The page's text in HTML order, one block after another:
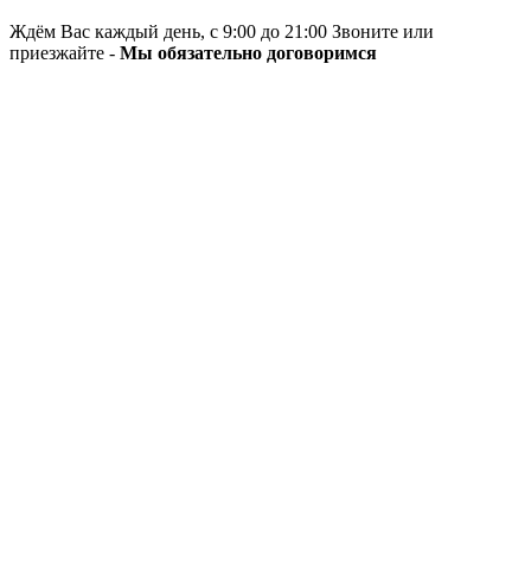
Ждём Вас каждый день, с 9:00 до 21:00 Звоните или
приезжайте - Мы обязательно договоримся